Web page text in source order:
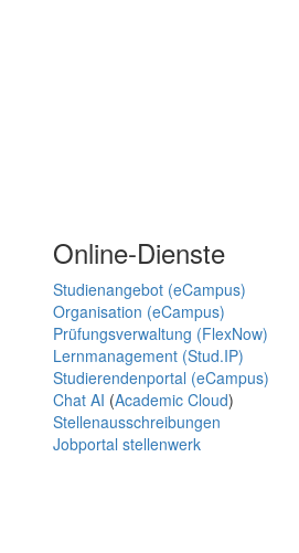
Online-Dienste
Studienangebot (eCampus)
Organisation (eCampus)
Prüfungsverwaltung (FlexNow)
Lernmanagement (Stud.IP)
Studierendenportal (eCampus)
Chat AI (Academic Cloud)
Stellenausschreibungen
Jobportal stellenwerk